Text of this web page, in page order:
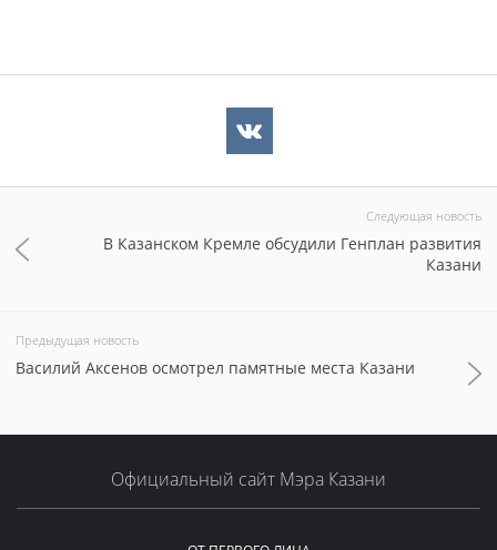
Следующая новость
В Казанском Кремле обсудили Генплан развития
Казани
Предыдущая новость
Василий Аксенов осмотрел памятные места Казани
Официальный сайт Мэра Казани